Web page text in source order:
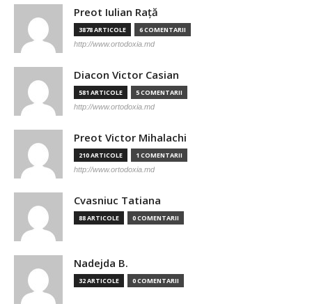
Preot Iulian Raţă
3878 ARTICOLE 6 COMENTARII
http://www.ortodoxia.md
Diacon Victor Casian
581 ARTICOLE 5 COMENTARII
http://www.ortodoxia.md
Preot Victor Mihalachi
210 ARTICOLE 1 COMENTARII
http://www.ortodoxia.md
Cvasniuc Tatiana
88 ARTICOLE 0 COMENTARII
Nadejda B.
32 ARTICOLE 0 COMENTARII